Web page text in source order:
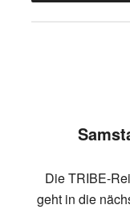
Die TRIBE-
geht in die